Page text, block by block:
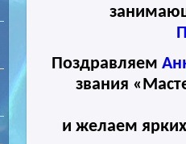
Поздравляем
звания
и желаем